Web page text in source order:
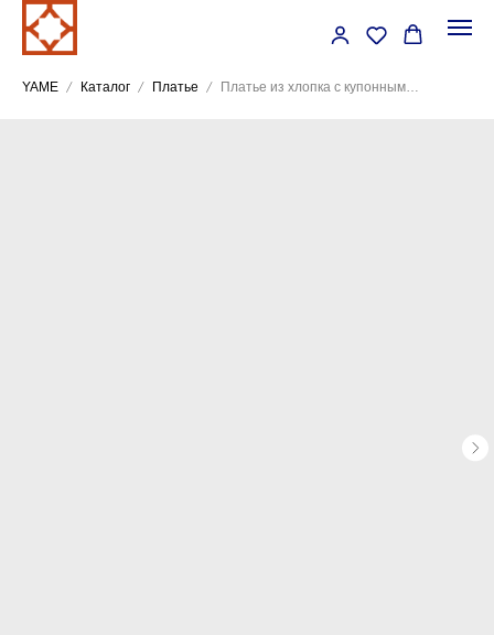
YAME Каталог Платье Платье из хлопка с купонным принтом